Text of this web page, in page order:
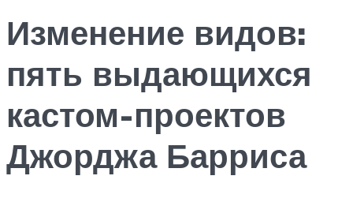
Изменение видов:
пять выдающихся
кастом-проектов
Джорджа Барриса